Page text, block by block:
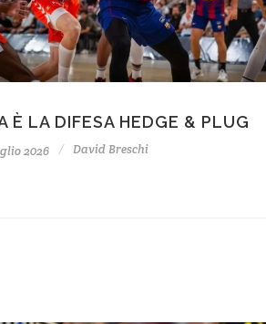
È LA DIFESA HEDGE & PLUG
2026 David Breschi